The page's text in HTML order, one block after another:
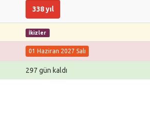
338 yıl
İkizler
01 Haziran 2027 Salı
297 gün kaldı